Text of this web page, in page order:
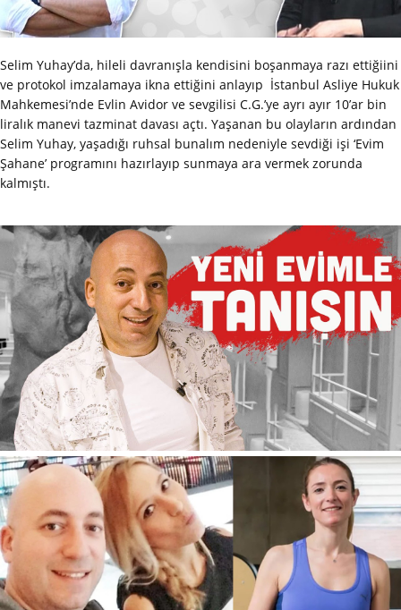
Selim Yuhay’da, hileli davranışla kendisini boşanmaya razı ettiğiini
ve protokol imzalamaya ikna ettiğini anlayıp İstanbul Asliye Hukuk
Mahkemesi’nde Evlin Avidor ve sevgilisi C.G.’ye ayrı ayır 10’ar bin
liralık manevi tazminat davası açtı. Yaşanan bu olayların ardından
Selim Yuhay, yaşadığı ruhsal bunalım nedeniyle sevdiği işi ‘Evim
Şahane’ programını hazırlayıp sunmaya ara vermek zorunda
kalmıştı.